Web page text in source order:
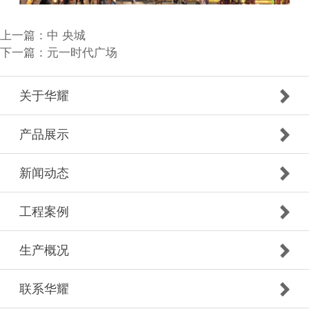
上一篇： 中 央城
下一篇： 元一时代广场
关于华耀
产品展示
新闻动态
工程案例
生产概况
联系华耀